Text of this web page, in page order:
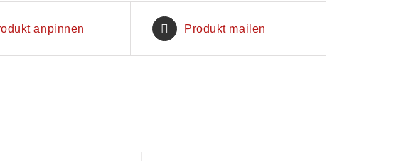
anpinnen Produkt mailen